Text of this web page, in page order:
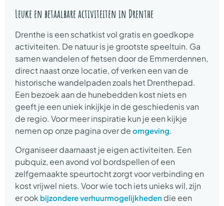
Leuke en betaalbare activiteiten in Drenthe
Drenthe is een schatkist vol gratis en goedkope
activiteiten. De natuur is je grootste speeltuin. Ga
samen wandelen of fietsen door de Emmerdennen,
direct naast onze locatie, of verken een van de
historische wandelpaden zoals het Drenthepad.
Een bezoek aan de hunebedden kost niets en
geeft je een uniek inkijkje in de geschiedenis van
de regio. Voor meer inspiratie kun je een kijkje
nemen op onze pagina over de omgeving.
Organiseer daarnaast je eigen activiteiten. Een
pubquiz, een avond vol bordspellen of een
zelfgemaakte speurtocht zorgt voor verbinding en
kost vrijwel niets. Voor wie toch iets unieks wil, zijn
er ook bijzondere verhuurmogelijkheden die een